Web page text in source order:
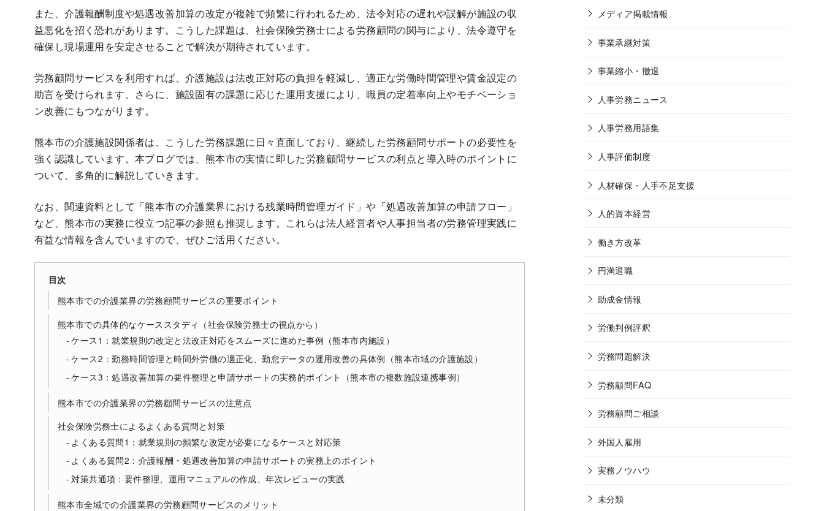
また、介護報酬制度や処遇改善加算の改定が複雑で頻繁に行われるため、法令対応の遅れや誤解が施設の収
益悪化を招く恐れがあります。こうした課題は、社会保険労務士による労務顧問の関与により、法令遵守を
確保し現場運用を安定させることで解決が期待されています。
労務顧問サービスを利用すれば、介護施設は法改正対応の負担を軽減し、適正な労働時間管理や賃金設定の
助言を受けられます。さらに、施設固有の課題に応じた運用支援により、職員の定着率向上やモチベーショ
ン改善にもつながります。
熊本市の介護施設関係者は、こうした労務課題に日々直面しており、継続した労務顧問サポートの必要性を
強く認識しています。本ブログでは、熊本市の実情に即した労務顧問サービスの利点と導入時のポイントに
ついて、多角的に解説していきます。
なお、関連資料として「熊本市の介護業界における残業時間管理ガイド」や「処遇改善加算の申請フロー」
など、熊本市の実務に役立つ記事の参照も推奨します。これらは法人経営者や人事担当者の労務管理実践に
有益な情報を含んでいますので、ぜひご活用ください。
目次
熊本市での介護業界の労務顧問サービスの重要ポイント
熊本市での具体的なケーススタディ（社会保険労務士の視点から）
ケース1：就業規則の改定と法改正対応をスムーズに進めた事例（熊本市内施設）
ケース2：勤務時間管理と時間外労働の適正化、勤怠データの運用改善の具体例（熊本市域の介護施設）
ケース3：処遇改善加算の要件整理と申請サポートの実務的ポイント（熊本市の複数施設連携事例）
熊本市での介護業界の労務顧問サービスの注意点
社会保険労務士によるよくある質問と対策
よくある質問1：就業規則の頻繁な改定が必要になるケースと対応策
よくある質問2：介護報酬・処遇改善加算の申請サポートの実務上のポイント
対策共通項：要件整理、運用マニュアルの作成、年次レビューの実践
熊本市全域での介護業界の労務顧問サービスのメリット
メディア掲載情報
事業承継対策
事業縮小・撤退
人事労務ニュース
人事労務用語集
人事評価制度
人材確保・人手不足支援
人的資本経営
働き方改革
円満退職
助成金情報
労働判例評釈
労務問題解決
労務顧問FAQ
労務顧問ご相談
外国人雇用
実務ノウハウ
未分類